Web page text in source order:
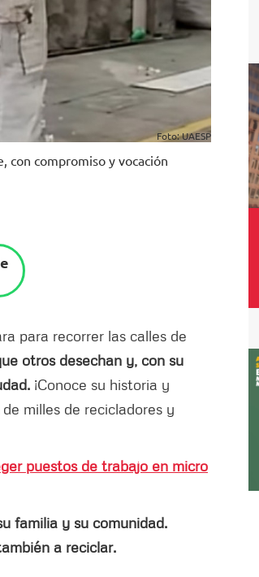
Foto: UAESP
con compromiso y vocación
para recorrer las calles de
otros desechan y, con su
¡Conoce su historia y
milles de recicladores y
puestos de trabajo en micro
familia y su comunidad.
a reciclar.